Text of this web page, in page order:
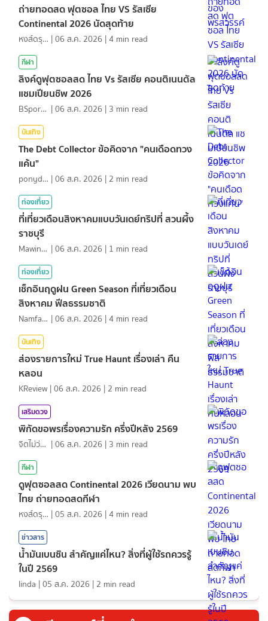
ถ่ายทอดสด ฟุตซอล ไทย VS รัสเซีย
Continental 2026 นัดสุดท้าย
หงส์ดรุณ |06 ส.ค. 2026 |4 min read
กีฬา
ลิงค์ดูฟุตซอลสด ไทย Vs รัสเซีย คอนติเนนตัล
แชมเปียนชิพ 2026
BSports8 |06 ส.ค. 2026 | 3 min read
บันเทิง
The Debt Collector ข้อคิดจาก "คนเดือดทวง
แค้น"
ponydiary |06 ส.ค. 2026 | 2 min read
ท่องเที่ยว
ที่เที่ยวเดือนสิงหาคมแบบวันเดย์ทริปที่ สวนผึ้ง
ราชบุรี
MawinMatravel |06 ส.ค. 2026 | 1 min read
ท่องเที่ยว
เช็กอินฤดูฝน Green Season ที่เที่ยวเดือน
สิงหาคม ฟีลธรรมชาติ
NamfahPhupha |06 ส.ค. 2026 |4 min read
บันเทิง
ส่องรายการใหม่ True Haunt เรื่องเล่า คืน
หลอน
KReview |06 ส.ค. 2026 | 2 min read
เสริมดวง
พิกัดขอพรเรื่องความรัก ครึ่งปีหลัง 2569
จิตไม่ว่าง |06 ส.ค. 2026 | 3 min read
กีฬา
ดูฟุตซอลสด Continental 2026 เวียดนาม พบ
ไทย ถ่ายทอดสดกีฬา
หงส์ดรุณ |05 ส.ค. 2026 |4 min read
ข่าวสาร
น้ำมันเบนซิน สำคัญแค่ไหน? สิ่งที่ผู้ใช้รถควรรู้
ในปี 2569
linda |05 ส.ค. 2026 | 2 min read